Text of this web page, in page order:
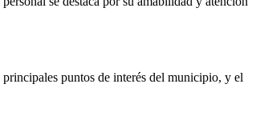
puntos de interés del municipio, y el